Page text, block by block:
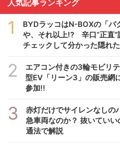
人気記事ランキング
1
BYDラッコはN-BOXの「
や、それ以上!? 辛口”正直”
チェックして分かった隠れ
2
エアコン付きの3輪モビリ
型EV「リーン3」の販売網
参加!!
3
赤灯だけでサイレンなしの
急車両なのか？ 抜いてい
通法で解説